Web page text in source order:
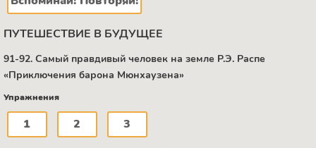
ПУТЕШЕСТВИЕ В БУДУЩЕЕ
91-92. Самый правдивый человек на земле Р.Э. Распе
«Приключения барона Мюнхаузена»
Упражнения
1 2 3